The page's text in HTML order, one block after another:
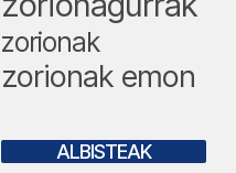
zorionak
zorionak emon
ALBISTEAK